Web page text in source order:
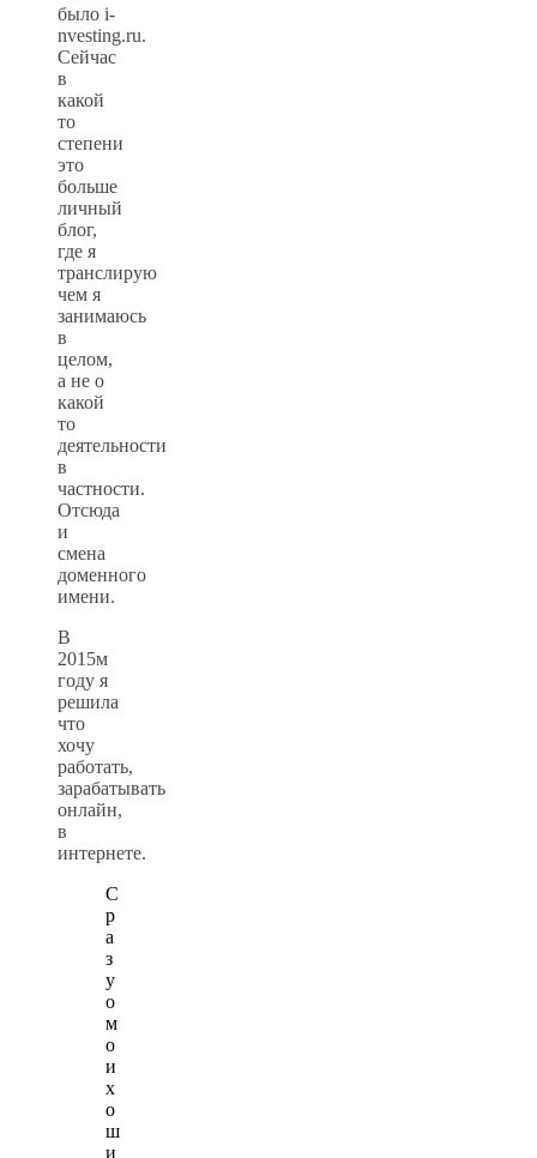
было i-
nvesting.ru.
Сейчас
в
какой
то
степени
это
больше
личный
блог,
где я
транслирую
чем я
занимаюсь
в
целом,
а не о
какой
то
деятельности
в
частности.
Отсюда
и
смена
доменного
имени.
В
2015м
году я
решила
что
хочу
работать,
зарабатывать
онлайн,
в
интернете.
С
р
а
з
у
о
м
о
и
х
о
ш
и